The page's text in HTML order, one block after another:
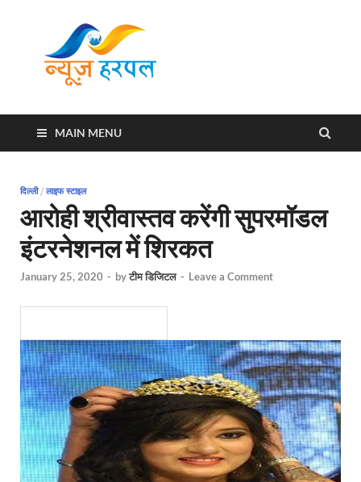
MAIN MENU
दिल्ली/ लाइफ स्टाइल
आरोही श्रीवास्तव करेंगी सुपरमॉडल
इंटरनेशनल में शिरकत
January 25, 2020 - byटीम डिजिटल - Leave a Comment